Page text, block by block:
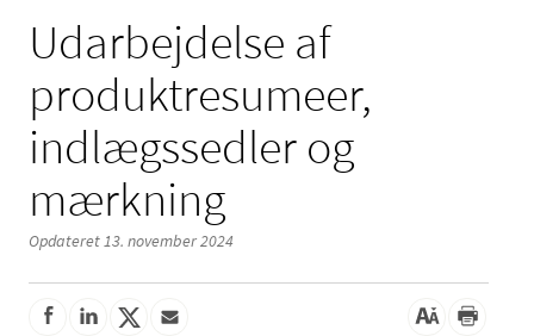
Udarbejdelse af
produktresumeer,
indlægssedler og
mærkning
Opdateret 13. november 2024